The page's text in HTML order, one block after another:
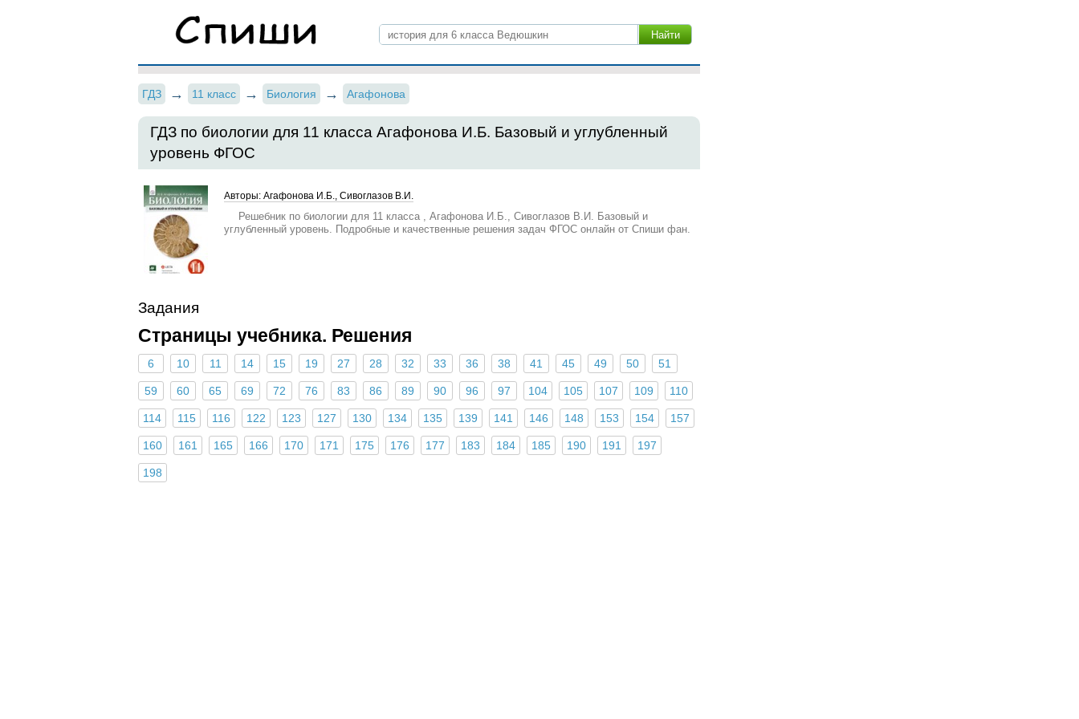
ГДЗ 11 класс Биология Агафонова
ГДЗ по биологии для 11 класса Агафонова И.Б. Базовый и углубленный
уровень ФГОС
Авторы: Агафонова И.Б., Сивоглазов В.И.
Решебник по биологии для 11 класса , Агафонова И.Б., Сивоглазов В.И. Базовый и
углубленный уровень. Подробные и качественные решения задач ФГОС онлайн от Спиши фан.
Задания
Страницы учебника. Решения
6 10 11 14 15 19 27 28 32 33 36 38 41 45 49 50 51
59 60 65 69 72 76 83 86 89 90 96 97 104 105 107 109 110
114 115 116 122 123 127 130 134 135 139 141 146 148 153 154 157
160 161 165 166 170 171 175 176 177 183 184 185 190 191 197
198